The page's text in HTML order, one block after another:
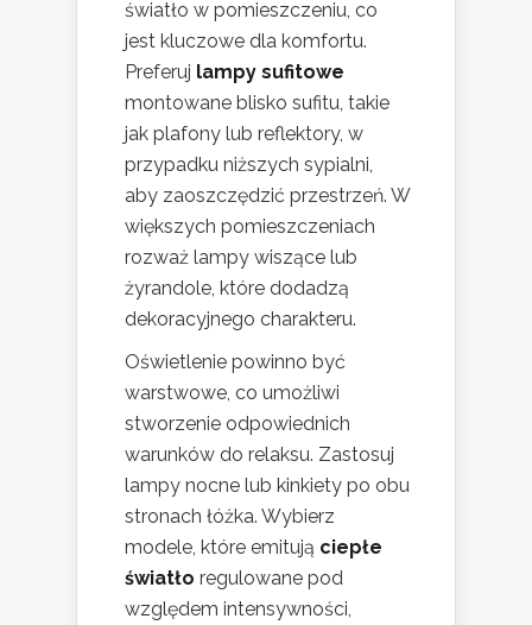
światło w pomieszczeniu, co
jest kluczowe dla komfortu.
Preferuj lampy sufitowe
montowane blisko sufitu, takie
jak plafony lub reflektory, w
przypadku niższych sypialni,
aby zaoszczędzić przestrzeń. W
większych pomieszczeniach
rozważ lampy wiszące lub
żyrandole, które dodadzą
dekoracyjnego charakteru.
Oświetlenie powinno być
warstwowe, co umożliwi
stworzenie odpowiednich
warunków do relaksu. Zastosuj
lampy nocne lub kinkiety po obu
stronach łóżka. Wybierz
modele, które emitują ciepłe
światło regulowane pod
względem intensywności,